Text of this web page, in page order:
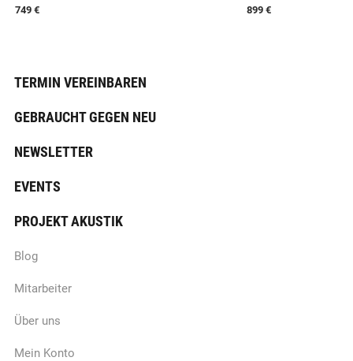
749 €
899 €
TERMIN VEREINBAREN
GEBRAUCHT GEGEN NEU
NEWSLETTER
EVENTS
PROJEKT AKUSTIK
Blog
Mitarbeiter
Über uns
Mein Konto